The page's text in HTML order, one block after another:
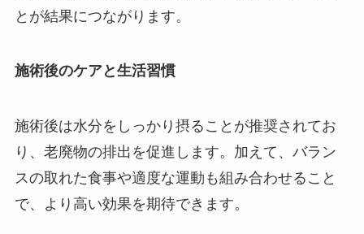
とが結果につながります。
施術後のケアと生活習慣
施術後は水分をしっかり摂ることが推奨されてお
り、老廃物の排出を促進します。加えて、バラン
スの取れた食事や適度な運動も組み合わせること
で、より高い効果を期待できます。